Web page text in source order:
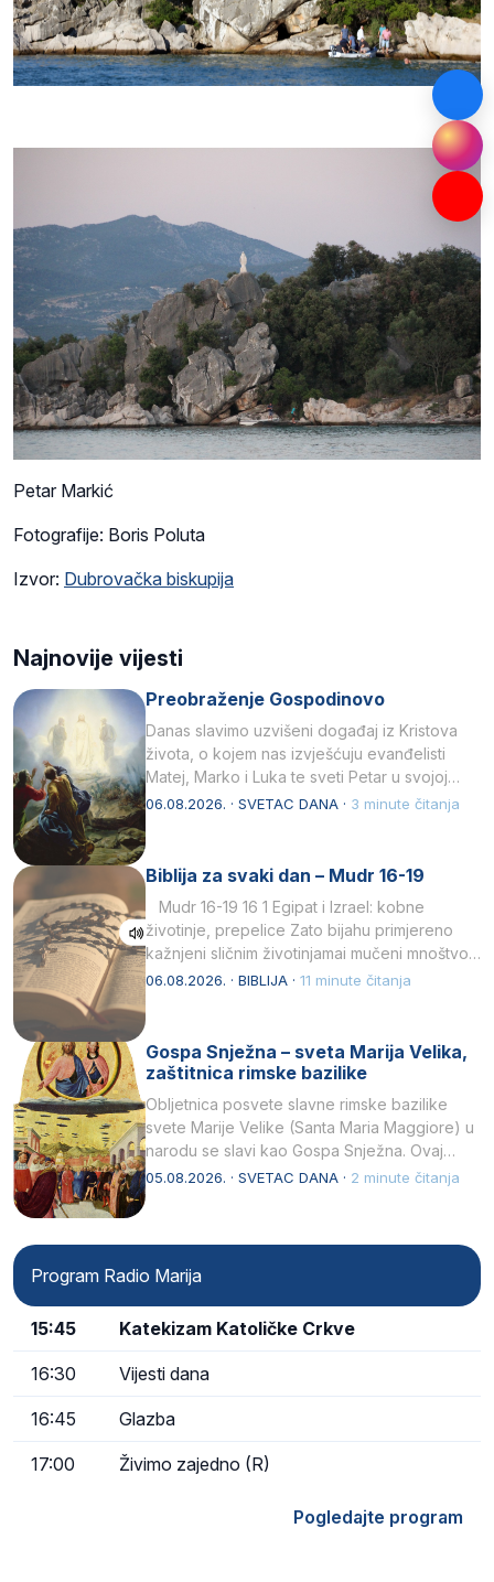
Petar Markić
Fotografije: Boris Poluta
Izvor: Dubrovačka biskupija
Najnovije vijesti
Preobraženje Gospodinovo
Danas slavimo uzvišeni događaj iz Kristova
života, o kojem nas izvješćuju evanđelisti
Matej, Marko i Luka te sveti Petar u svojoj
drugoj…
06.08.2026. · SVETAC DANA · 3 minute čitanja
Biblija za svaki dan – Mudr 16-19
Mudr 16-19 16 1 Egipat i Izrael: kobne
životinje, prepelice Zato bijahu primjereno
kažnjeni sličnim životinjamai mučeni mnoštvom
kukaca.2 A narod…
06.08.2026. · BIBLIJA · 11 minute čitanja
Gospa Snježna – sveta Marija Velika,
zaštitnica rimske bazilike
Obljetnica posvete slavne rimske bazilike
svete Marije Velike (Santa Maria Maggiore) u
narodu se slavi kao Gospa Snježna. Ovaj
naziv, Sancta Maria…
05.08.2026. · SVETAC DANA · 2 minute čitanja
Program Radio Marija
15:45 Katekizam Katoličke Crkve
16:30 Vijesti dana
16:45 Glazba
17:00 Živimo zajedno (R)
Pogledajte program